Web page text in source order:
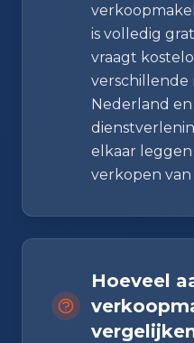
is volledig
vraagt
verschillende
Nederland
elkaar
verkopen
Hoeveel